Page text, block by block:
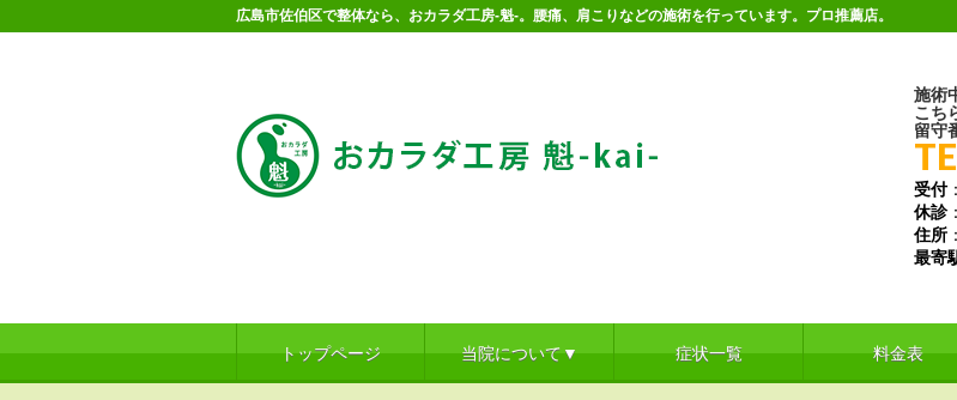
広島市佐伯区で整体なら、おカラダ工房-魁-。腰痛、肩こりなどの施術を行っています。プロ推薦店。
施術
こち
留守
受付
休診
住所
最寄
トップページ 当院について▼ 症状一覧 料金表